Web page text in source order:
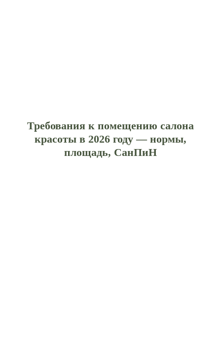
Требования к помещению салона
красоты в 2026 году — нормы,
площадь, СанПиН